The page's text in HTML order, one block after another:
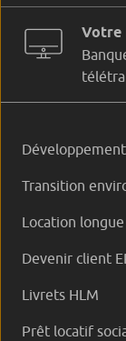
Votre
Transition
Location
Devenir client
Livrets HLM
Prêt locatif